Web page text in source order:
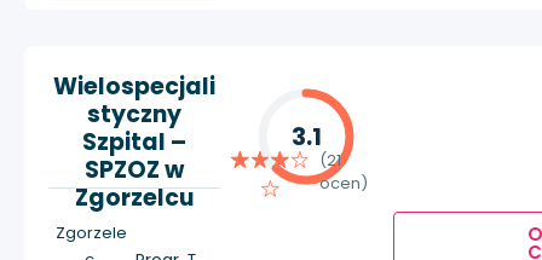
Wielospecjali
styczny
Szpital –
SPZOZ w
Zgorzelcu
Zgorzele
3.1
(21
ocen)
O
C